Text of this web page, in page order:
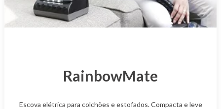
RainbowMate
Escova elétrica para colchões e estofados. Compacta e leve